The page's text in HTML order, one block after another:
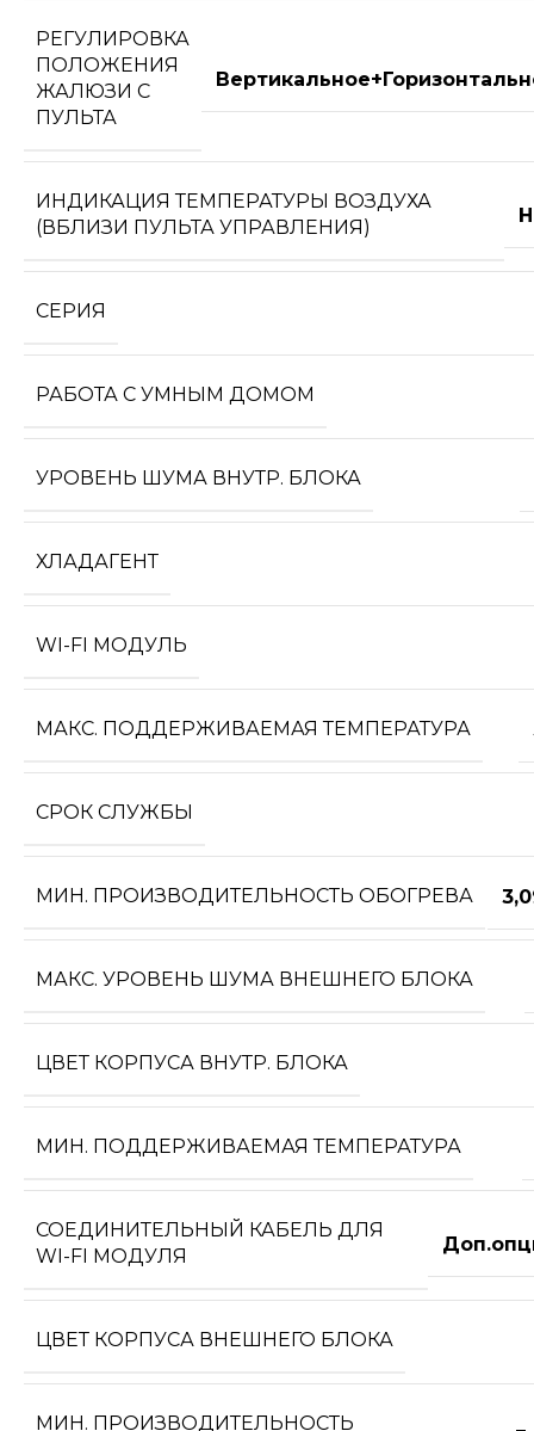
РЕГУЛИРОВКА
ПОЛОЖЕНИЯ
ЖАЛЮЗИ С
ПУЛЬТА
ИНДИКАЦИЯ ТЕМПЕРАТУРЫ ВОЗДУХА
(ВБЛИЗИ ПУЛЬТА УПРАВЛЕНИЯ)
СЕРИЯ
РАБОТА С УМНЫМ ДОМОМ
УРОВЕНЬ ШУМА ВНУТР. БЛОКА
ХЛАДАГЕНТ
WI-FI МОДУЛЬ
МАКС. ПОДДЕРЖИВАЕМАЯ ТЕМПЕРАТУРА
СРОК СЛУЖБЫ
МИН. ПРОИЗВОДИТЕЛЬНОСТЬ ОБОГРЕВА
МАКС. УРОВЕНЬ ШУМА ВНЕШНЕГО БЛОКА
ЦВЕТ КОРПУСА ВНУТР. БЛОКА
МИН. ПОДДЕРЖИВАЕМАЯ ТЕМПЕРАТУРА
СОЕДИНИТЕЛЬНЫЙ КАБЕЛЬ ДЛЯ
WI-FI МОДУЛЯ
ЦВЕТ КОРПУСА ВНЕШНЕГО БЛОКА
МИН. ПРОИЗВОДИТЕЛЬНОСТЬ